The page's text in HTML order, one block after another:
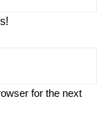
for the next